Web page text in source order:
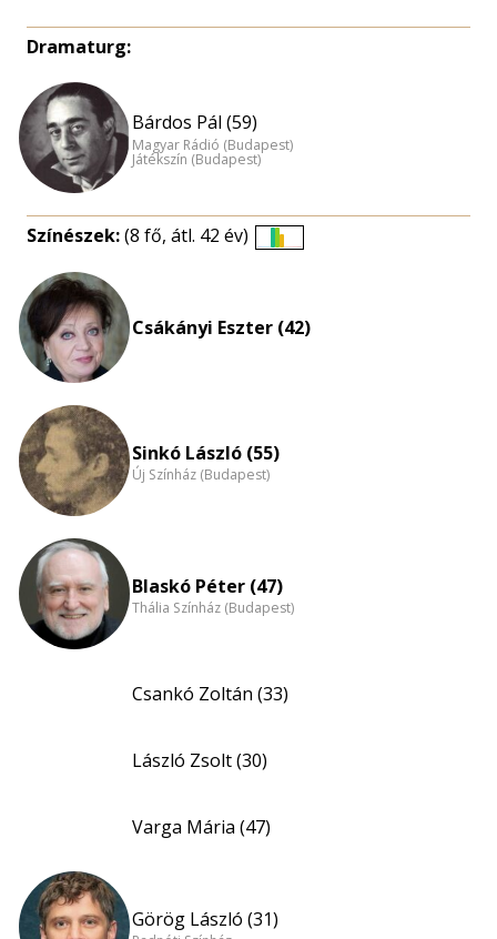
Dramaturg:
Bárdos Pál (59)
Magyar Rádió (Budapest)
Játékszín (Budapest)
Színészek:(8 fő, átl. 42 év)
Csákányi Eszter (42)
Sinkó László (55)
Új Színház (Budapest)
Blaskó Péter (47)
Thália Színház (Budapest)
Csankó Zoltán (33)
László Zsolt (30)
Varga Mária (47)
Görög László (31)